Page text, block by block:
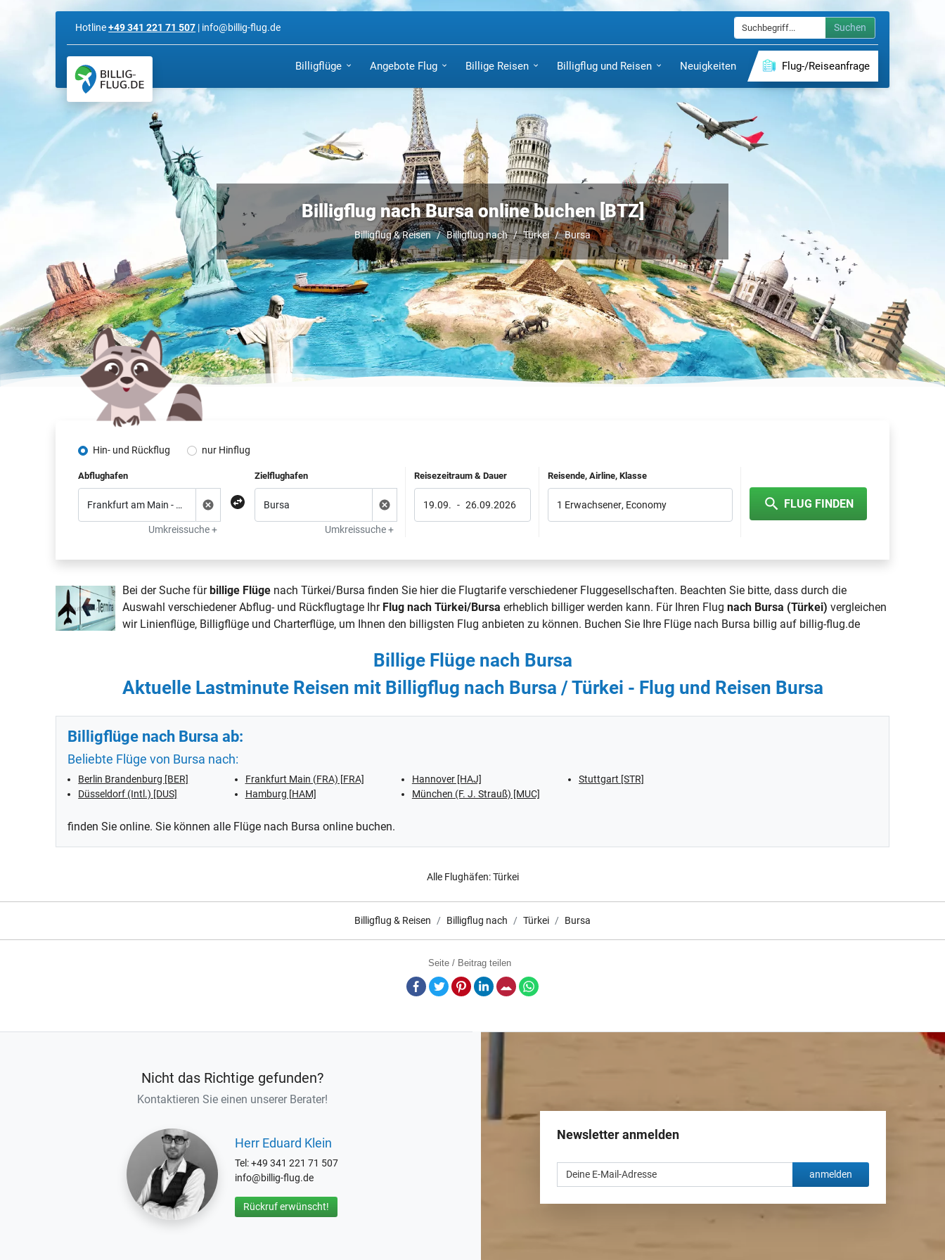
Hotline+49 341 221 71 507 | info@billig-flug.de Suchen
Billigflüge Angebote Flug Billige Reisen Billigflug und Reisen Neuigkeiten Flug-/Reiseanfrage
Billigflug nach Bursa online buchen [BTZ]
Billigflug & Reisen Billigflug nach Türkei Bursa
Hin- und Rückflug nur Hinflug
Abflughafen
Umkreissuche +
Zielflughafen
Umkreissuche +
Reisezeitraum & Dauer
19.09. - 26.09.2026
Reisende, Airline, Klasse
1 Erwachsener, Economy FLUG FINDEN
Bei der Suche fürbillige Flüge nach Türkei/Bursa finden Sie hier die Flugtarife verschiedener Fluggesellschaften. Beachten Sie bitte, dass durch die
Auswahl verschiedener Abflug- und Rückflugtage Ihr Flug nach Türkei/Bursa erheblich billiger werden kann. Für Ihren Flugnach Bursa (Türkei) vergleichen
wir Linienflüge, Billigflüge und Charterflüge, um Ihnen den billigsten Flug anbieten zu können. Buchen Sie Ihre Flüge nach Bursa billig auf billig-flug.de
Billige Flüge nach Bursa
Aktuelle Lastminute Reisen mit Billigflug nach Bursa / Türkei - Flug und Reisen Bursa
Billigflüge nach Bursa ab:
Beliebte Flüge von Bursa nach:
Berlin Brandenburg [BER]
Düsseldorf (Intl.) [DUS]
Frankfurt Main (FRA) [FRA]
Hamburg [HAM]
Hannover [HAJ]
München (F. J. Strauß) [MUC]
Stuttgart [STR]
finden Sie online. Sie können alle Flüge nach Bursa online buchen.
Alle Flughäfen:Türkei
Billigflug & Reisen Billigflug nach Türkei Bursa
Seite / Beitrag teilen
Facebook
TwitterPinterestLinkedInE-Mail
Nicht das Richtige gefunden?
Kontaktieren Sie einen unserer Berater!
Herr Eduard Klein
Tel: +49 341 221 71 507
info@billig-flug.de
Rückruf erwünscht!
Newsletter anmelden
anmelden